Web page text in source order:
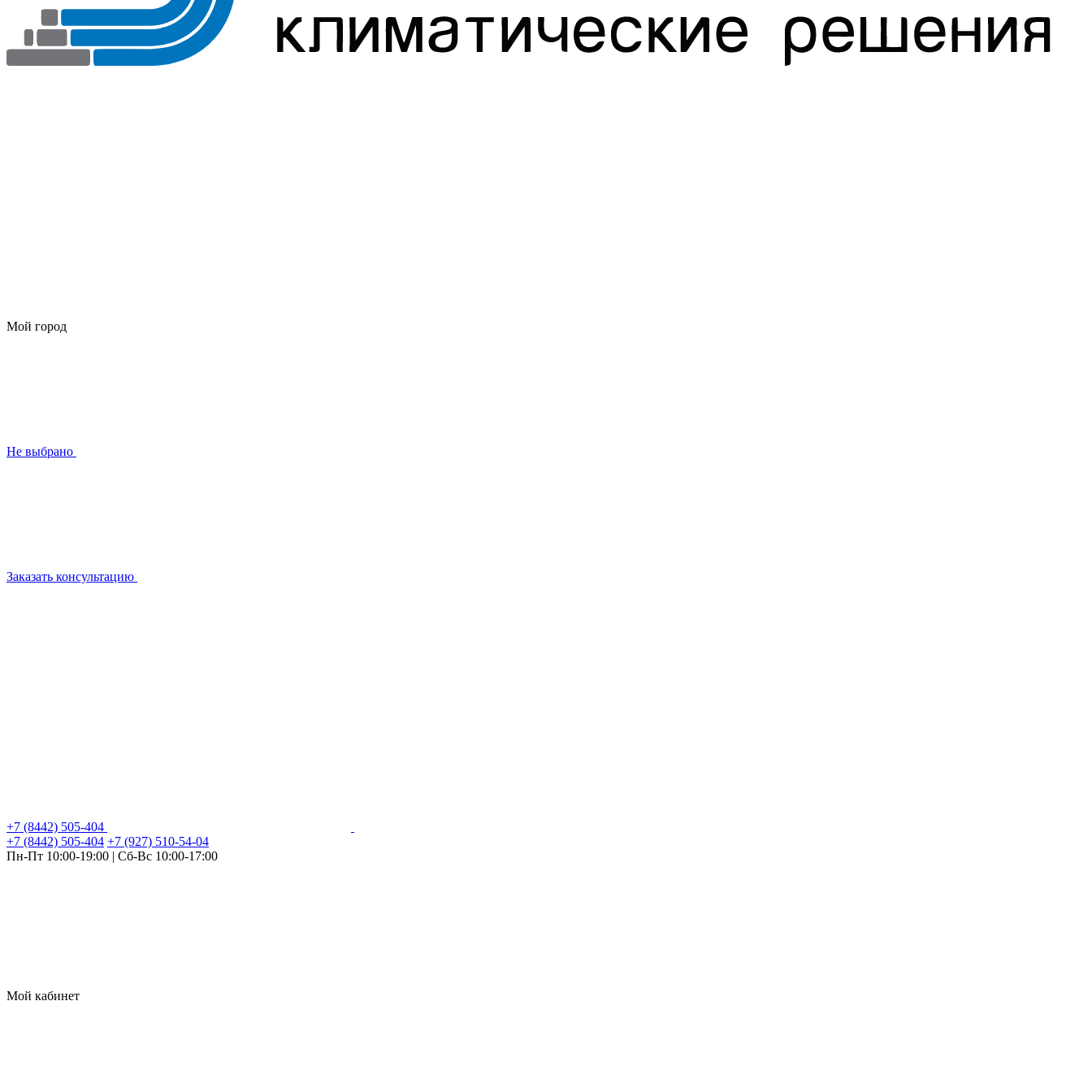
Мой город
Не выбрано
Заказать консультацию
+7 (8442) 505-404
+7 (8442) 505-404 +7 (927) 510-54-04
Пн-Пт 10:00-19:00 | Сб-Вс 10:00-17:00
Мой кабинет